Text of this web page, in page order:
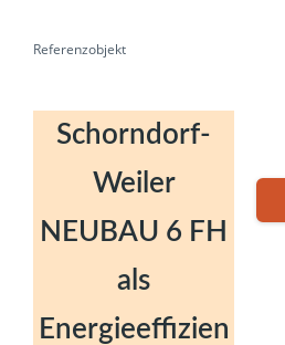
Referenzobjekt
Schorndorf-
Weiler
NEUBAU 6 FH
als
Energieeffizien